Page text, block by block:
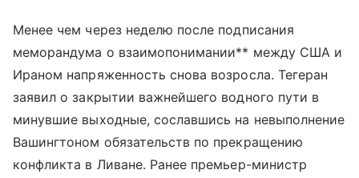
Менее чем через неделю после подписания
меморандума о взаимопонимании** между США и
Ираном напряженность снова возросла. Тегеран
заявил о закрытии важнейшего водного пути в
минувшие выходные, сославшись на невыполнение
Вашингтоном обязательств по прекращению
конфликта в Ливане. Ранее премьер-министр